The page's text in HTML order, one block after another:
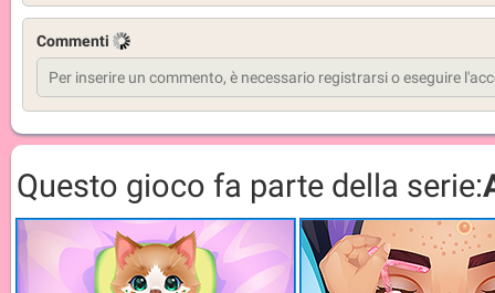
Commenti
Questo gioco fa parte della serie: